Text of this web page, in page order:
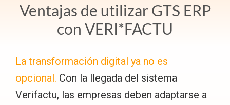
Ventajas de utilizar GTS ERP
con VERI*FACTU
La transformación digital ya no es
opcional. Con la llegada del sistema
Verifactu, las empresas deben adaptarse a